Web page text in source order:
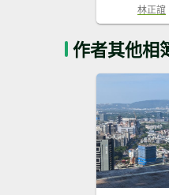
林正誼
作者其他相